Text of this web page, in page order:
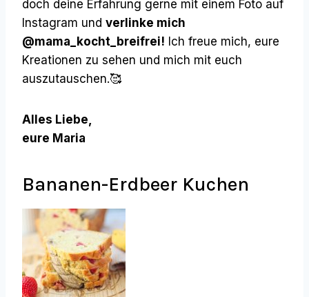
doch deine Erfahrung gerne mit einem Foto auf
Instagram und verlinke mich
@mama_kocht_breifrei! Ich freue mich, eure
Kreationen zu sehen und mich mit euch
auszutauschen.🥰
Alles Liebe,
eure Maria
Bananen-Erdbeer Kuchen